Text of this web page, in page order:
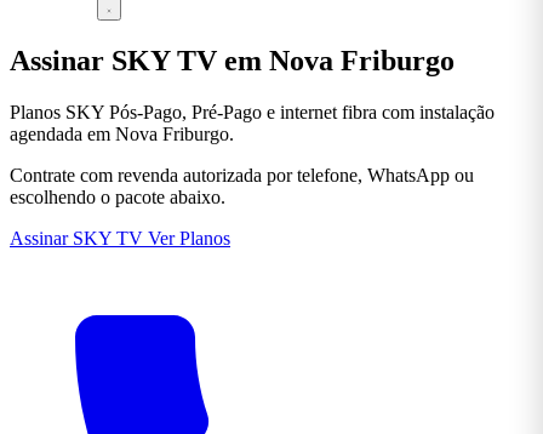
Assinar SKY TV em Nova Friburgo
Planos SKY Pós-Pago, Pré-Pago e internet fibra com instalação
agendada em Nova Friburgo.
Contrate com revenda autorizada por telefone, WhatsApp ou
escolhendo o pacote abaixo.
Assinar SKY TV Ver Planos